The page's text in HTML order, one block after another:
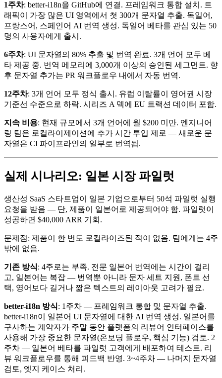
1주차: better-i18n을 GitHub에 연결. 프레임워크 통합 설치. 트
래픽이 가장 많은 UI 영역에서 첫 300개 문자열 추출. 독일어,
프랑스어, 스페인어 AI 번역 생성. 독일어 베타를 관심 있는 50
명의 사용자에게 출시.
6주차: UI 문자열의 80% 추출 및 번역 완료. 3개 언어 모두 베
타 제공 중. 번역 메모리에 3,000개 이상의 승인된 세그먼트. 향
후 문자열 추가는 PR 워크플로우 내에서 자동 번역.
12주차: 3개 언어 모두 정식 출시. 유럽 이탈률이 영어권 시장
기준선 수준으로 하락. 시리즈 A 덱에 EU 트랙션 데이터 포함.
지속 비용: 현재 규모에서 3개 언어에 월 $200 미만. 엔지니어
링 팀은 로컬라이제이션에 추가 시간 투입 제로 — 새로운 문
자열은 CI 파이프라인의 일부로 번역됨.
실제 시나리오: 일본 시장 파일럿
생산성 SaaS 스타트업이 일본 기업으로부터 50석 파일럿 실행
요청을 받음 — 단, 제품이 일본어로 제공되어야 함. 파일럿이
성공하면 $40,000 ARR 기회.
문제점: 제품이 한 번도 로컬라이즈된 적이 없음. 팀에게는 4주
밖에 없음.
기존 방식: 4주로는 부족. 전문 일본어 번역에는 시간이 걸리
고, 일본어는 복잡 — 번역뿐 아니라 문자 세트 지원, 폰트 선
택, 영어보다 길거나 짧은 텍스트의 레이아웃 고려가 필요.
better-i18n 방식: 1주차 — 프레임워크 통합 및 문자열 추출.
better-i18n이 일본어 UI 문자열에 대한 AI 번역 생성. 일본어를
구사하는 계약자가 주말 동안 플랫폼의 리뷰어 인터페이스를
사용해 가장 중요한 문자열(온보딩 플로우, 핵심 기능) 검토. 2
주차 — 일본어 베타를 파일럿 고객에게 배포하여 테스트. 리
뷰 워크플로우를 통해 피드백 반영. 3~4주차 — 나머지 문자열
검토, 엣지 케이스 처리.